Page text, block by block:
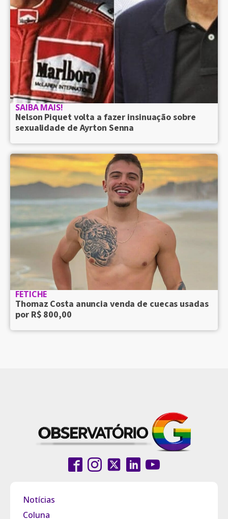
SAIBA MAIS!
Nelson Piquet volta a fazer insinuação sobre
sexualidade de Ayrton Senna
FETICHE
Thomaz Costa anuncia venda de cuecas usadas
por R$ 800,00
Notícias
Coluna